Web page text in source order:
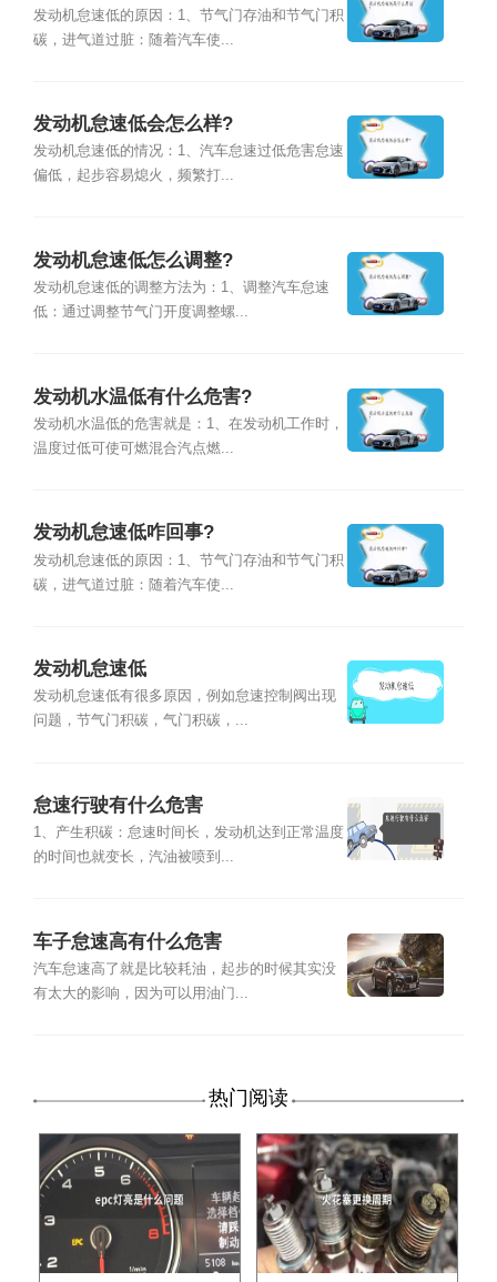
发动机怠速低的原因：1、节气门存油和节气门积
碳，进气道过脏：随着汽车使...
发动机怠速低会怎么样?
发动机怠速低的情况：1、汽车怠速过低危害怠速
偏低，起步容易熄火，频繁打...
发动机怠速低怎么调整?
发动机怠速低的调整方法为：1、调整汽车怠速
低：通过调整节气门开度调整螺...
发动机水温低有什么危害?
发动机水温低的危害就是：1、在发动机工作时，
温度过低可使可燃混合汽点燃...
发动机怠速低咋回事?
发动机怠速低的原因：1、节气门存油和节气门积
碳，进气道过脏：随着汽车使...
发动机怠速低
发动机怠速低有很多原因，例如怠速控制阀出现
问题，节气门积碳，气门积碳，...
怠速行驶有什么危害
1、产生积碳：怠速时间长，发动机达到正常温度
的时间也就变长，汽油被喷到...
车子怠速高有什么危害
汽车怠速高了就是比较耗油，起步的时候其实没
有太大的影响，因为可以用油门...
热门阅读